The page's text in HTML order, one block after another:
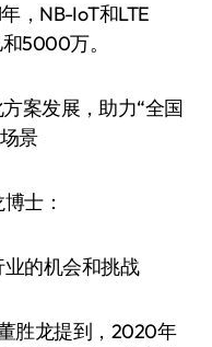
，NB-IoT和LTE
5000万。
士：
的机会和挑战
胜龙提到，2020年